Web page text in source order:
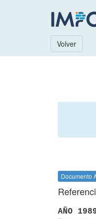
Volver
Documento
AÑO